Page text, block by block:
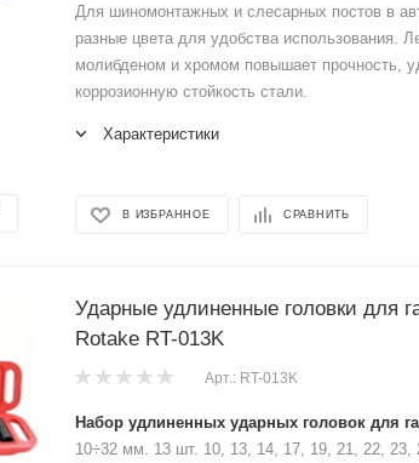
Для шиномонтажных и слесарных постов в
разные цвета для удобства использования.
молибденом и хромом повышает прочность,
коррозионную стойкость стали.
Характеристики
В ИЗБРАННОЕ СРАВНИТЬ
Ударные удлиненные головки для
Rotake RT-013K
Арт.: RT-013K
Набор удлиненных ударных головок для
10÷32 мм. 13 шт. 10, 13, 14, 17, 19, 21, 22, 23,